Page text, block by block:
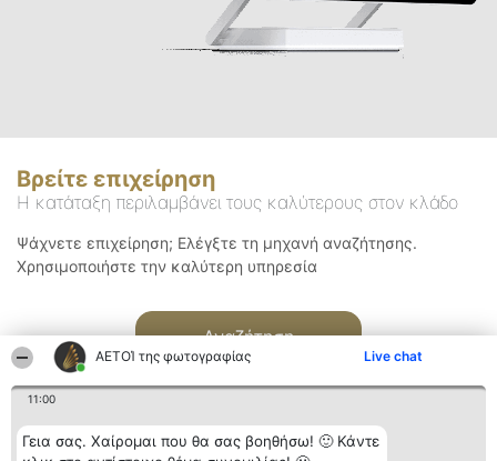
ΑΕΤΟΊ της φωτογραφίας Live chat
11:00
Γεια σας. Χαίρομαι που θα σας βοηθήσω! 🙂 Κάντε
Βρείτε επιχείρηση
Η κατάταξη περιλαμβάνει τους καλύτερους στον κλάδο
Ψάχνετε επιχείρηση; Ελέγξτε τη μηχανή αναζήτησης.
Χρησιμοποιήστε την καλύτερη υπηρεσία
Αναζήτηση